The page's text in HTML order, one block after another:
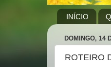
INÍCIO
DOMINGO, 14
ROTEIRO